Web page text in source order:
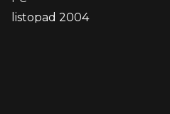
listopad 2004